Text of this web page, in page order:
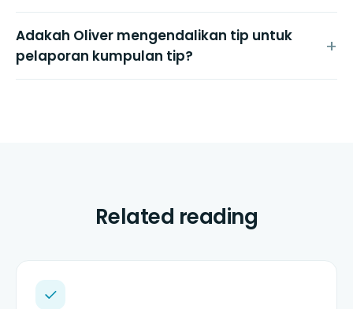
Adakah Oliver mengendalikan tip untuk
pelaporan kumpulan tip?
Related reading